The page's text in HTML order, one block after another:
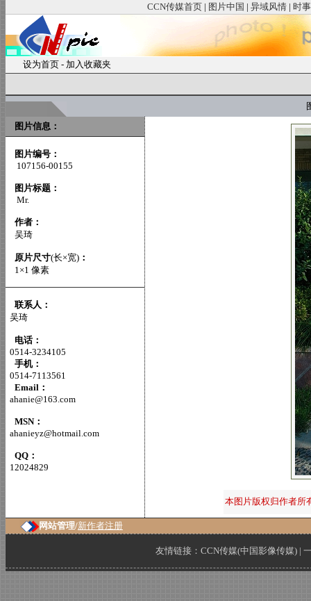
CCN传媒首页 | 图片中国 | 异域风情 | 时
设为首页 - 加入收藏夹
图片信息：
图片编号：
107156-00155
图片标题：
Mr.
作者：
吴琦
原片尺寸(长×宽) ：
1×1 像素
联系人：
吴琦
电话：
0514-3234105
手机：
0514-7113561
Email：
ahanie@163.com
MSN：
ahanieyz@hotmail.com
QQ：
12024829
本图片版权归作者所
网站管理/新作者注册
友情链接： CCN传媒(中国影像传媒) |